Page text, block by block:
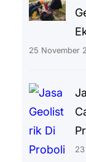
25 November